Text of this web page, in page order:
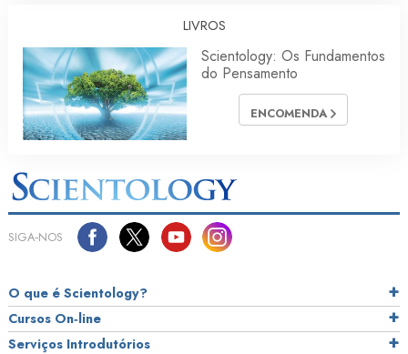
LIVROS
Scientology: Os Fundamentos
do Pensamento
ENCOMENDA
SIGA‑NOS
O que é Scientology?
Cursos On‑line
Serviços Introdutórios